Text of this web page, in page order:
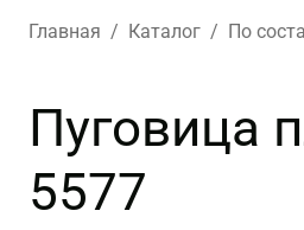
Главная / Каталог / По
Пуговица
5577